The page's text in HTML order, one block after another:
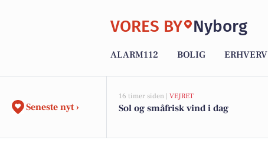
VORES BY Nyborg
ALARM112 BOLIG ERHVERV
Seneste nyt ›
16 timer siden | VEJRET
Sol og småfrisk vind i dag